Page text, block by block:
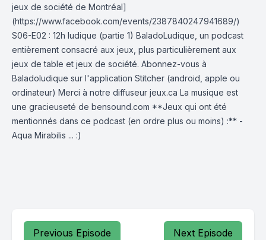
jeux de société de Montréal]
(https://www.facebook.com/events/2387840247941689/)
S06-E02 : 12h ludique (partie 1) BaladoLudique, un podcast
entièrement consacré aux jeux, plus particulièrement aux
jeux de table et jeux de société. Abonnez-vous à
Baladoludique sur l'application Stitcher (android, apple ou
ordinateur) Merci à notre diffuseur jeux.ca La musique est
une gracieuseté de bensound.com **Jeux qui ont été
mentionnés dans ce podcast (en ordre plus ou moins) :** -
Aqua Mirabilis ... :)
Previous Episode Next Episode